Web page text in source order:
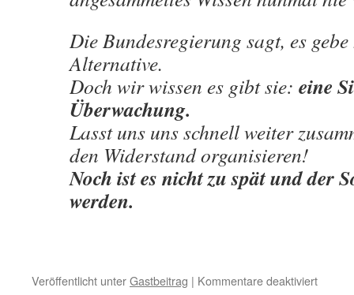
Die Bundesregierung sagt, es
Alternative.
Doch wir wissen es gibt sie: eine
Überwachung.
Lasst uns uns schnell weiter
den Widerstand organisieren!
Noch ist es nicht zu spät und der
werden.
Veröffentlicht unterGastbeitrag | Kommentare deaktiviertfür